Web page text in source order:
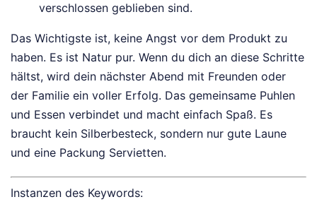
verschlossen geblieben sind.
Das Wichtigste ist, keine Angst vor dem Produkt zu
haben. Es ist Natur pur. Wenn du dich an diese Schritte
hältst, wird dein nächster Abend mit Freunden oder
der Familie ein voller Erfolg. Das gemeinsame Puhlen
und Essen verbindet und macht einfach Spaß. Es
braucht kein Silberbesteck, sondern nur gute Laune
und eine Packung Servietten.
Instanzen des Keywords: